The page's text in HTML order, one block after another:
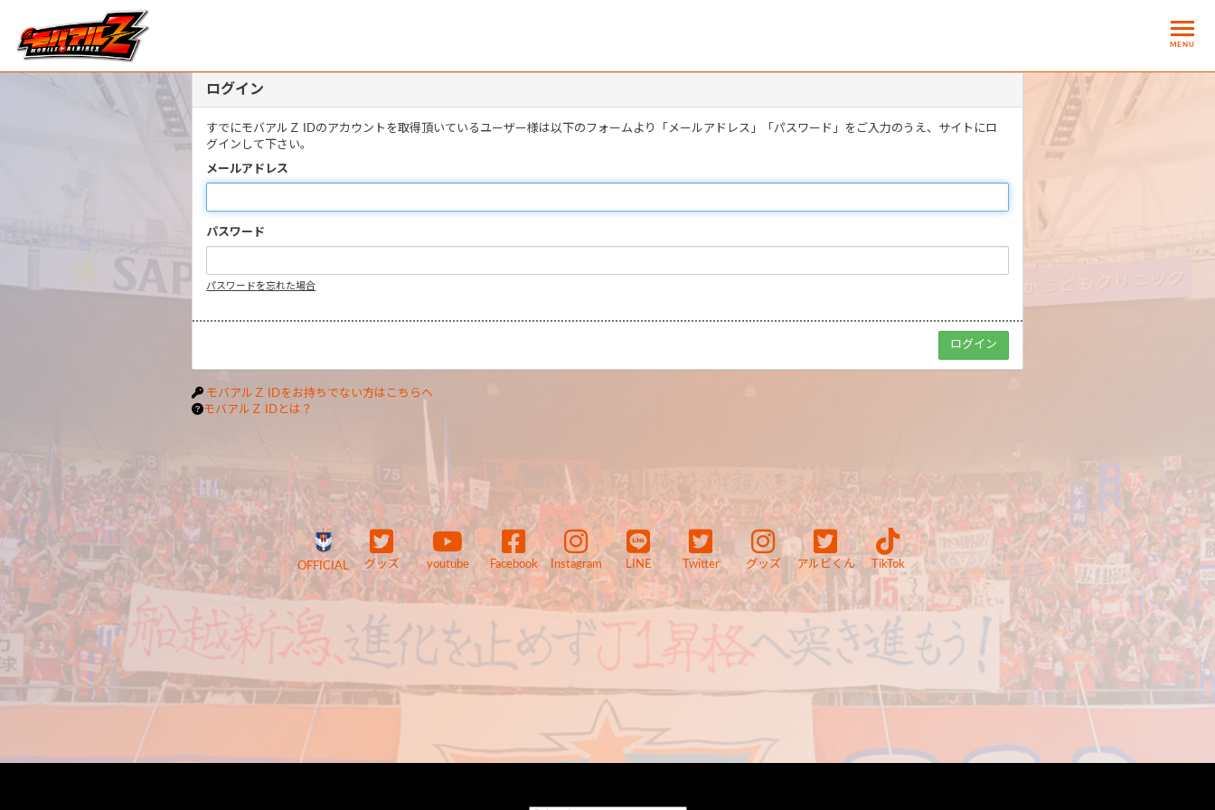
MENU
ログイン
すでにモバアルＺ IDのアカウントを取得頂いているユーザー様は以下のフォームより「メールアドレス」「パスワード」をご入力のうえ、サイトにロ
グインして下さい。
メールアドレス
パスワード
パスワードを忘れた場合
モバアルＺ IDをお持ちでない方はこちらへ
モバアルＺ IDとは？
OFFICIAL グッズ youtube Facebook Instagram LINE Twitter グッズ アルビくん TikTok